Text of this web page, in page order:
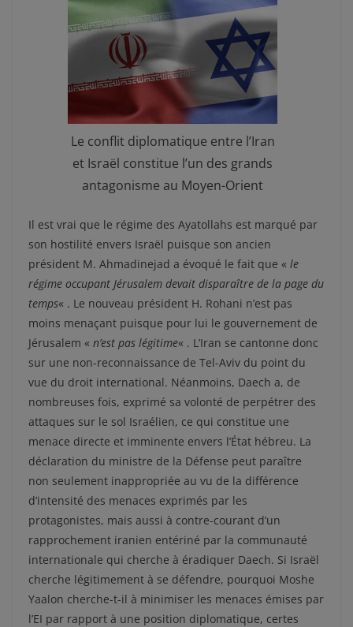
Le conflit diplomatique entre l’Iran
et Israël constitue l’un des grands
antagonisme au Moyen-Orient
Il est vrai que le régime des Ayatollahs est marqué par
son hostilité envers Israël puisque son ancien
président M. Ahmadinejad a évoqué le fait que « le
régime occupant Jérusalem devait disparaître de la page du
temps« . Le nouveau président H. Rohani n’est pas
moins menaçant puisque pour lui le gouvernement de
Jérusalem « n’est pas légitime« . L’Iran se cantonne donc
sur une non-reconnaissance de Tel-Aviv du point du
vue du droit international. Néanmoins, Daech a, de
nombreuses fois, exprimé sa volonté de perpétrer des
attaques sur le sol Israélien, ce qui constitue une
menace directe et imminente envers l’État hébreu. La
déclaration du ministre de la Défense peut paraître
non seulement inappropriée au vu de la différence
d’intensité des menaces exprimés par les
protagonistes, mais aussi à contre-courant d’un
rapprochement iranien entériné par la communauté
internationale qui cherche à éradiquer Daech. Si Israël
cherche légitimement à se défendre, pourquoi Moshe
Yaalon cherche-t-il à minimiser les menaces émises par
l’EI par rapport à une position diplomatique, certes